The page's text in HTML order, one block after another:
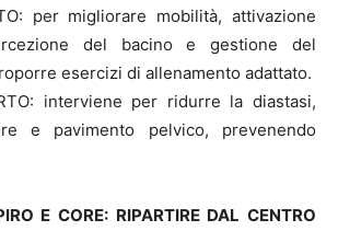
per migliorare mobilità, attivazione
del bacino e gestione del
esercizi di allenamento adattato.
interviene per ridurre la diastasi,
e pavimento pelvico, prevenendo
E CORE: RIPARTIRE DAL CENTRO